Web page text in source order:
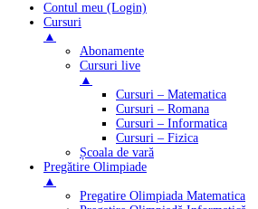
Contul meu (Login)
Cursuri
▲
Abonamente
Cursuri live
▲
Cursuri – Matematica
Cursuri – Romana
Cursuri – Informatica
Cursuri – Fizica
Școala de vară
Pregătire Olimpiade
▲
Pregatire Olimpiada Matematica